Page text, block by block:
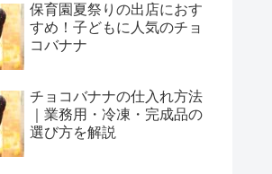
保育園夏祭りの出店におす
すめ！子どもに人気のチョ
コバナナ
チョコバナナの仕入れ方法
｜業務用・冷凍・完成品の
選び方を解説